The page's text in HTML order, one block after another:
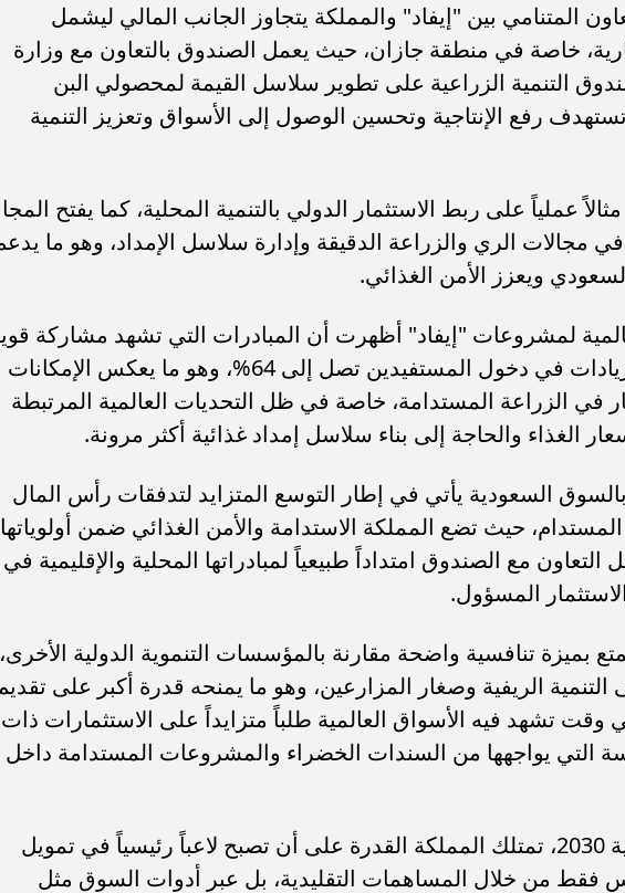
المتنامي بين "إيفاد" والمملكة يتجاوز الجانب المالي ليشمل
خاصة في منطقة جازان، حيث يعمل الصندوق بالتعاون مع وزارة
التنمية الزراعية على تطوير سلاسل القيمة لمحصولي البن
رفع الإنتاجية وتحسين الوصول إلى الأسواق وتعزيز التنمية
عملياً على ربط الاستثمار الدولي بالتنمية المحلية، كما يفتح
في مجالات الري والزراعة الدقيقة وإدارة سلاسل الإمداد، وهو ما
ويعزز الأمن الغذائي.
لمشروعات "إيفاد" أظهرت أن المبادرات التي تشهد مشاركة
من القطاع الخاص تحقق زيادات في دخول المستفيدين تصل إلى 64%، وهو ما يعكس الإمكانات
في الزراعة المستدامة، خاصة في ظل التحديات العالمية المرتبطة
الغذاء والحاجة إلى بناء سلاسل إمداد غذائية أكثر مرونة.
السعودية يأتي في إطار التوسع المتزايد لتدفقات رأس المال
حيث تضع المملكة الاستدامة والأمن الغذائي ضمن أولوياتها
التعاون مع الصندوق امتداداً طبيعياً لمبادراتها المحلية والإقليمية في
المسؤول.
بميزة تنافسية واضحة مقارنة بالمؤسسات التنموية الدولية الأخرى،
الريفية وصغار المزارعين، وهو ما يمنحه قدرة أكبر على
وقت تشهد فيه الأسواق العالمية طلباً متزايداً على الاستثمارات ذات
التي يواجهها من السندات الخضراء والمشروعات المستدامة داخل
وقال سامر شقير: "مع رؤية 2030، تمتلك المملكة القدرة على أن تصبح لاعباً رئيسياً في تمويل
فقط من خلال المساهمات التقليدية، بل عبر أدوات السوق مثل